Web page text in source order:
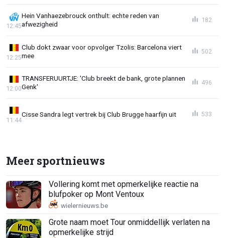
Hein Vanhaezebrouck onthult: echte reden van
afwezigheid
12:45
182
Club dokt zwaar voor opvolger Tzolis: Barcelona viert
mee
12:25
502
TRANSFERUURTJE: 'Club breekt de bank, grote plannen
Genk'
12:00
496
Cisse Sandra legt vertrek bij Club Brugge haarfijn uit
11:44
533
Meer sportnieuws
Vollering komt met opmerkelijke reactie na
blufpoker op Mont Ventoux
Grote naam moet Tour onmiddellijk verlaten na
opmerkelijke strijd